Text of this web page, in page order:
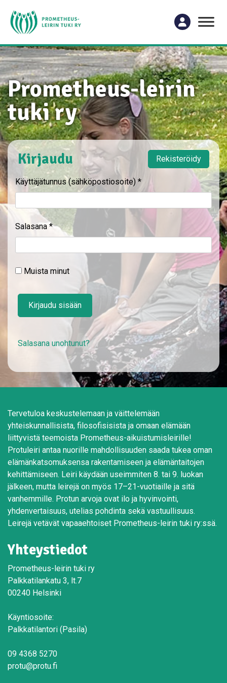
Prometheus-leirin
tuki ry
Kirjaudu Rekisteröidy
Käyttäjätunnus (sähköpostiosoite) *
Salasana *
Muista minut
Kirjaudu sisään
Salasana unohtunut?
Tervetuloa keskustelemaan ja väittelemään
yhteiskunnallisista, filosofisisista ja omaan elämään
liittyvistä teemoista Prometheus-aikuistumisleirille!
Protuleiri antaa nuorille mahdollisuuden saada tukea oman
elämänkatsomuksensa rakentamiseen ja elämäntaitojen
kehittämiseen. Leiri käydään useimmiten 8. tai 9. luokan
jälkeen, mutta leirejä on myös 17–21-vuotiaille ja sitä
vanhemmille. Protun arvoja ovat ilo ja hyvinvointi,
yhdenvertaisuus, utelias pohdinta sekä vastuullisuus.
Leirejä vetävät vapaaehtoiset Prometheus-leirin tuki ry:ssä.
Yhteystiedot
Prometheus-leirin tuki ry
Palkkatilankatu 3, lt.7
00240 Helsinki
Käyntiosoite:
Palkkatilantori (Pasila)
09 4368 5270
protu@protu.fi